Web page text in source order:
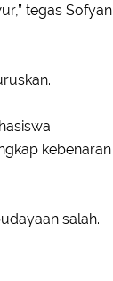
tegas Sofyan
kebenaran
salah.